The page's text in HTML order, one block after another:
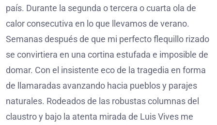
país. Durante la segunda o tercera o cuarta ola de
calor consecutiva en lo que llevamos de verano.
Semanas después de que mi perfecto flequillo rizado
se convirtiera en una cortina estufada e imposible de
domar. Con el insistente eco de la tragedia en forma
de llamaradas avanzando hacia pueblos y parajes
naturales. Rodeados de las robustas columnas del
claustro y bajo la atenta mirada de Luis Vives me